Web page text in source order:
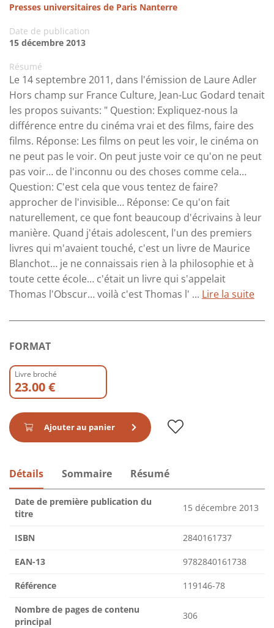
Presses universitaires de Paris Nanterre
Date de publication
15 décembre 2013
Résumé
Le 14 septembre 2011, dans l'émission de Laure Adler
Hors champ sur France Culture, Jean-Luc Godard tenait
les propos suivants: " Question: Expliquez-nous la
différence entre du cinéma vrai et des films, faire des
films. Réponse: Les films on peut les voir, le cinéma on
ne peut pas le voir. On peut juste voir ce qu'on ne peut
pas voir… de l'inconnu ou des choses comme cela…
Question: C'est cela que vous tentez de faire?
approcher de l'invisible… Réponse: Ce qu'on fait
naturellement, ce que font beaucoup d'écrivains à leur
manière. Quand j'étais adolescent, l'un des premiers
livres qui m'avaient touché, c'est un livre de Maurice
Blanchot… je ne connaissais rien à la philosophie et à
toute cette école… c'était un livre qui s'appelait
Thomas l'Obscur… voilà c'est Thomas l' ... Lire la suite
FORMAT
Livre broché
23.00 €
Ajouter au panier
Détails Sommaire Résumé
Date de première publication du
titre
15 décembre 2013
ISBN 2840161737
EAN-13 9782840161738
Référence 119146-78
Nombre de pages de contenu
principal
306